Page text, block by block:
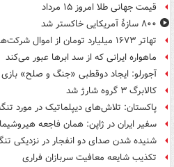
قیمت جهانی طلا امروز ۱۵ مرداد
۸۰۰ سازۀ آمریکایی خاکستر شد
تهاتر ۱۶۷۳ میلیارد تومان از اموال شرکت‌های تراستی
ماهواره ایرانی که از سد ابرها عبور می‌کند
آجورلو: ایجاد دوقطبی «جنگ و صلح‌»
کالابرگ ۳ گروه شارژ شد
پاکستان: تلاش‌های دیپلماتیک در مورد
سفیر ایران در ژاپن: همان فاجعه
شنیده شدن صدای دو انفجار در نزدیکی
تکذیب شایعه معافیت سربازان فراری